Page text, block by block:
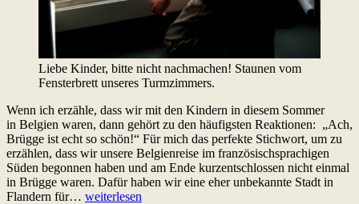
Liebe Kinder, bitte nicht nachmachen! Staunen vom
Fensterbrett unseres Turmzimmers.
Wenn ich erzähle, dass wir mit den Kindern in diesem Sommer
in Belgien waren, dann gehört zu den häufigsten Reaktionen: „Ach,
Brügge ist echt so schön!“ Für mich das perfekte Stichwort, um zu
erzählen, dass wir unsere Belgienreise im französischsprachigen
Süden begonnen haben und am Ende kurzentschlossen nicht einmal
in Brügge waren. Dafür haben wir eine eher unbekannte Stadt in
Flandern für… Wallonie
weiterlesen